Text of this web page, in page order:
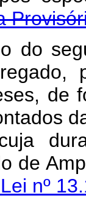
do
de
de
nº